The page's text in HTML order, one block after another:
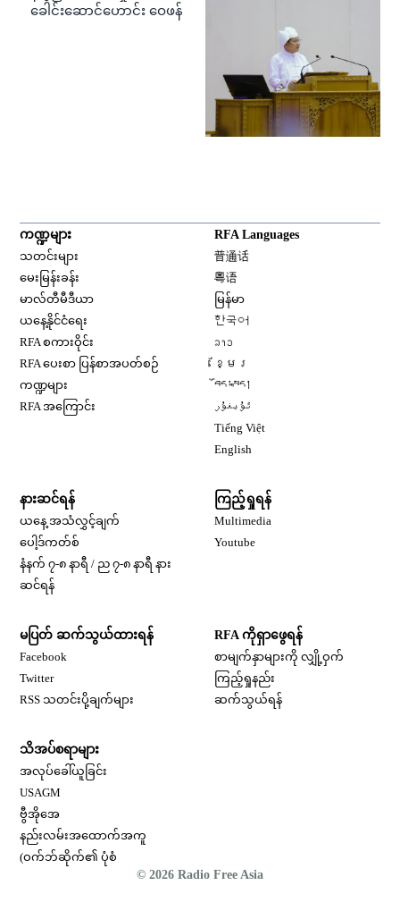
ခေါင်းဆောင်ဟောင်း ဝေဖန်
ကဏ္ဍများ
သတင်းများ
မေးမြန်းခန်း
မာလ်တီမီဒီယာ
ယနေ့နိုင်ငံရေး
RFA စကားဝိုင်း
RFA ပေးစာ ပြန်စာအပတ်စဉ်
ကဏ္ဍများ
RFA အကြောင်း
RFA Languages
普通话
粤语
မြန်မာ
한국어
ລາວ
ខ្មែរ
བོད་སྐད།
ئۇيغۇر
Tiếng Việt
English
နားဆင်ရန်
ယနေ့ အသံလွှင့်ချက်
ပေါ့ဒ်ကတ်စ်
နံနက် ၇-၈ နာရီ / ည ၇-၈ နာရီ နား
ဆင်ရန်
ကြည့်ရှုရန်
Multimedia
Youtube
မပြတ် ဆက်သွယ်ထားရန်
Facebook
Twitter
RSS သတင်းပို့ချက်များ
RFA ကိုရှာဖွေရန်
စာမျက်နှာများကို လျှို့ဝှက်
ကြည့်ရှုနည်း
ဆက်သွယ်ရန်
သိအပ်စရာများ
အလုပ်ခေါ်ယူခြင်း
USAGM
ဗွီအိုအေ
နည်းလမ်းအထောက်အကူ
(ဝက်ဘ်ဆိုက်၏ ပုံစံ
© 2026 Radio Free Asia